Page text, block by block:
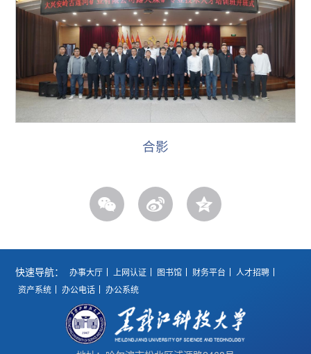
合影
快速导航： 办事大厅 上网认证 图书馆 财务平台
人才招聘
资产系统
办公电话 办公系统